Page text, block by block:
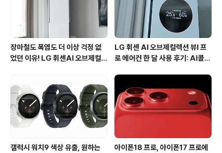
스LTE를 시작으로 6..
장마철도 폭염도 더 이상 걱정 없
었던 이유! LG 휘센AI 오브제컬렉
LG 휘센 AI 오브제컬렉션 뷰I 프
로 에어컨 한 달 사용 후기: AI콜드
갤럭시 워치9 색상 유출, 원하는
아이폰18 프로, 아이폰17 프로에